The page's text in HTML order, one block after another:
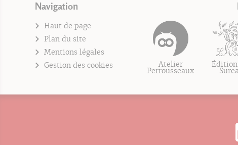
Navigation
Haut de page
Plan du site
Mentions légales
Gestion des cookies
Atelier
Perrousseaux